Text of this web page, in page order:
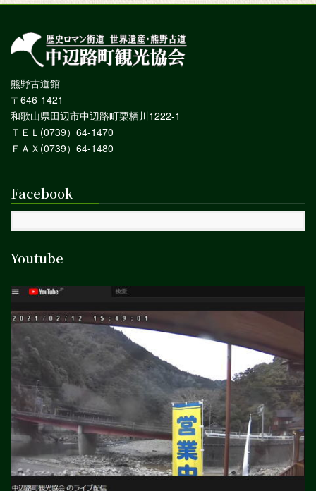
熊野古道館
〒646-1421
和歌山県田辺市中辺路町栗栖川1222-1
ＴＥＬ(0739）64-1470
ＦＡＸ(0739）64-1480
Facebook
Youtube